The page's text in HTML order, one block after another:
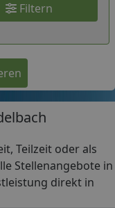
Filtern
Teilzeit oder als
Stellenangebote in
direkt in